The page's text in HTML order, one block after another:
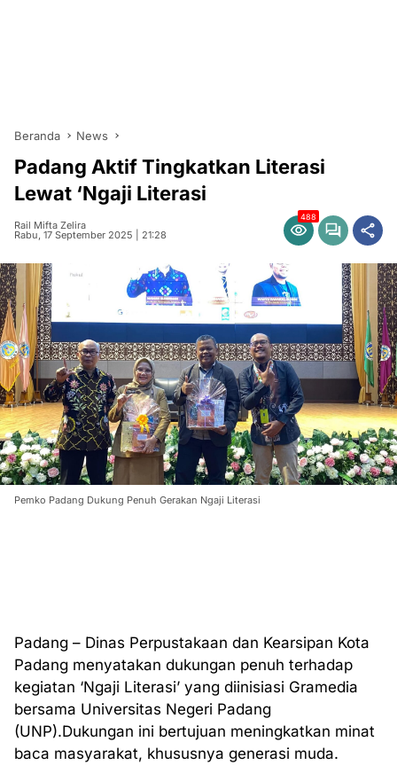
Beranda News
Padang Aktif Tingkatkan Literasi
Lewat ‘Ngaji Literasi
Rail Mifta Zelira
Rabu, 17 September 2025 | 21:28
488
Pemko Padang Dukung Penuh Gerakan Ngaji Literasi
Padang – Dinas Perpustakaan dan Kearsipan Kota
Padang menyatakan dukungan penuh terhadap
kegiatan ‘Ngaji Literasi’ yang diinisiasi Gramedia
bersama Universitas Negeri Padang
(UNP).Dukungan ini bertujuan meningkatkan minat
baca masyarakat, khususnya generasi muda.